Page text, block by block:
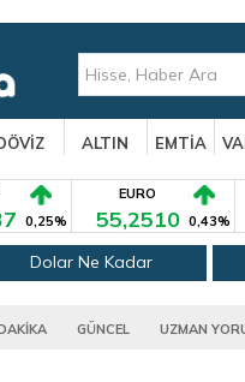
ALTIN EMTİA
0,25%
EURO
55,2510 0,43%
Dolar Ne Kadar
GÜNCEL UZMAN